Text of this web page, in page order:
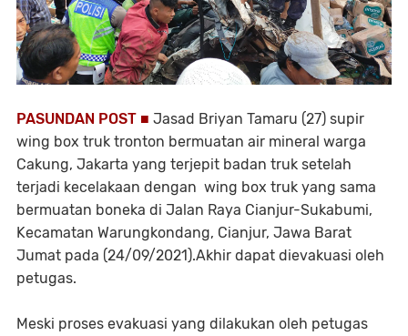
PASUNDAN POST ■ Jasad Briyan Tamaru (27) supir
wing box truk tronton bermuatan air mineral warga
Cakung, Jakarta yang terjepit badan truk setelah
terjadi kecelakaan dengan wing box truk yang sama
bermuatan boneka di Jalan Raya Cianjur-Sukabumi,
Kecamatan Warungkondang, Cianjur, Jawa Barat
Jumat pada (24/09/2021).Akhir dapat dievakuasi oleh
petugas.
Meski proses evakuasi yang dilakukan oleh petugas